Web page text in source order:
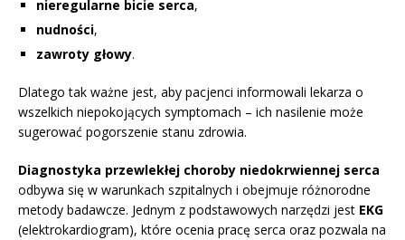
nieregularne bicie serca,
nudności,
zawroty głowy.
Dlatego tak ważne jest, aby pacjenci informowali lekarza o
wszelkich niepokojących symptomach – ich nasilenie może
sugerować pogorszenie stanu zdrowia.
Diagnostyka przewlekłej choroby niedokrwiennej serca
odbywa się w warunkach szpitalnych i obejmuje różnorodne
metody badawcze. Jednym z podstawowych narzędzi jest EKG
(elektrokardiogram), które ocenia pracę serca oraz pozwala na